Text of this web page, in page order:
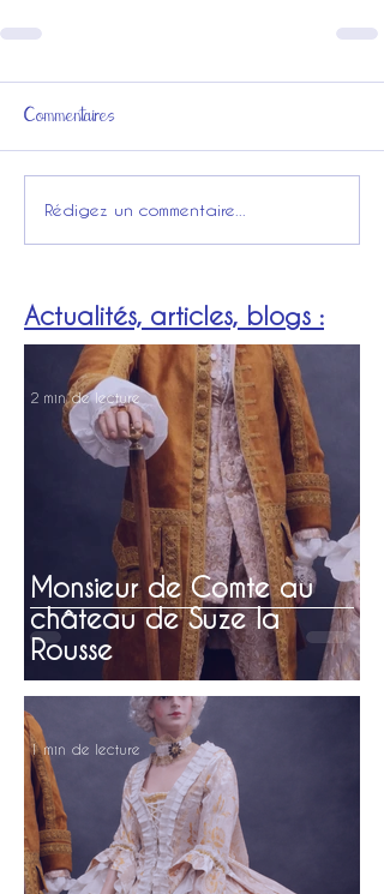
Commentaires
Rédigez un commentaire...
Actualités, articles, blogs :
Monsieur de Comte au
château de Suze la
Rousse
2 min de lecture
1 min de lecture